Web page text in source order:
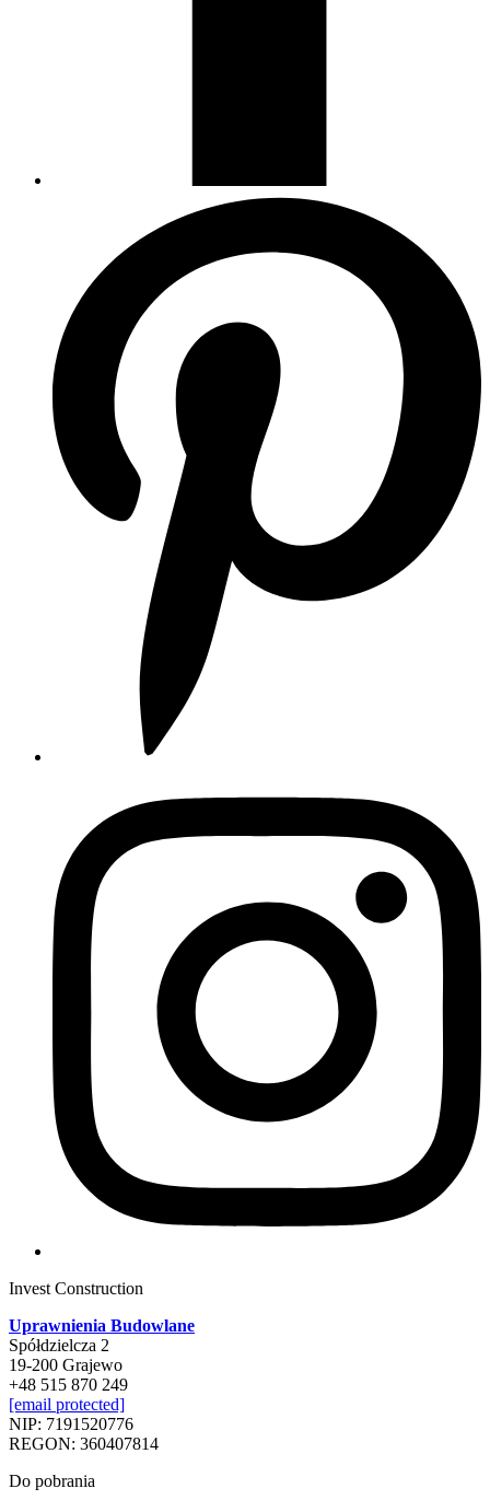
Invest Construction
Uprawnienia Budowlane
Spółdzielcza 2
19-200 Grajewo
+48 515 870 249
[email protected]
NIP: 7191520776
REGON: 360407814
Do pobrania